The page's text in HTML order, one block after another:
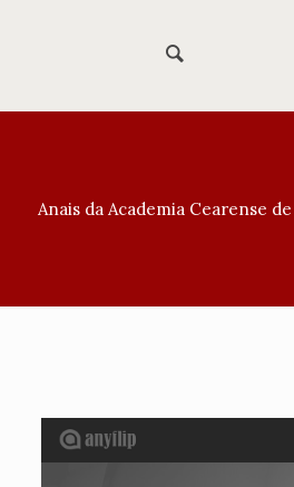
Anais da Academia Cearense